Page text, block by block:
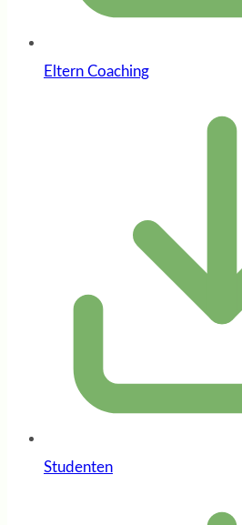
Eltern Coaching
Studenten